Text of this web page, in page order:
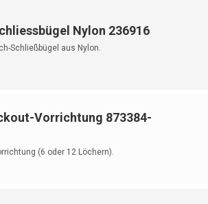
Nylon 236916
Schließbügel aus Nylon.
Vorrichtung 873384-
(6 oder 12 Löchern).